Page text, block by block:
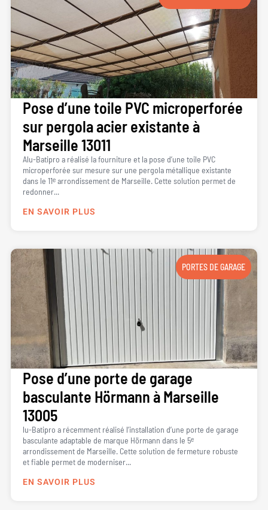
Pose d’une toile PVC microperforée
sur pergola acier existante à
Marseille 13011
Alu-Batipro a réalisé la fourniture et la pose d’une toile PVC
microperforée sur mesure sur une pergola métallique existante
dans le 11ᵉ arrondissement de Marseille. Cette solution permet de
redonner...
EN SAVOIR PLUS
PORTES DE GARAGE
Pose d’une porte de garage
basculante Hörmann à Marseille
13005
lu-Batipro a récemment réalisé l’installation d’une porte de garage
basculante adaptable de marque Hörmann dans le 5ᵉ
arrondissement de Marseille. Cette solution de fermeture robuste
et fiable permet de moderniser...
EN SAVOIR PLUS